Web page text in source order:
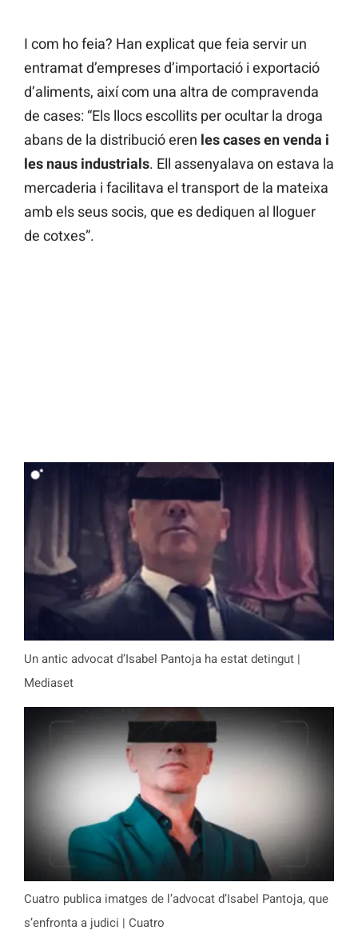
I com ho feia? Han explicat que feia servir un
entramat d’empreses d’importació i exportació
d’aliments, així com una altra de compravenda
de cases: “Els llocs escollits per ocultar la droga
abans de la distribució eren les cases en venda i
les naus industrials. Ell assenyalava on estava la
mercaderia i facilitava el transport de la mateixa
amb els seus socis, que es dediquen al lloguer
de cotxes”.
Un antic advocat d’Isabel Pantoja ha estat detingut |
Mediaset
Cuatro publica imatges de l’advocat d’Isabel Pantoja, que
s’enfronta a judici | Cuatro